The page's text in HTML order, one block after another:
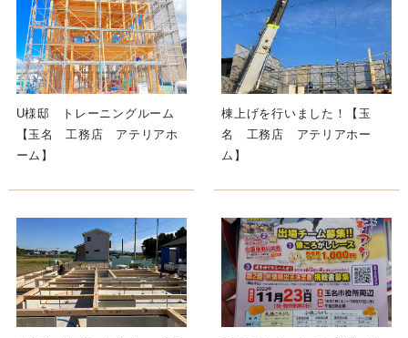
U様邸 トレーニングルーム
【玉名 工務店 アテリアホ
ーム】
棟上げを行いました！【玉
名 工務店 アテリアホー
ム】